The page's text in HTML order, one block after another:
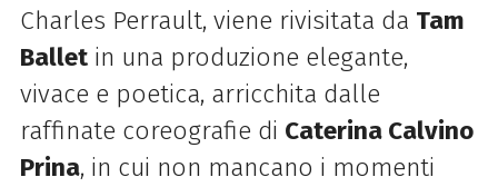
Charles Perrault, viene rivisitata da Tam
Balletin una produzione elegante,
vivace e poetica, arricchita dalle
raffinate coreografie di Caterina Calvino
Prina, in cui non mancano i momenti